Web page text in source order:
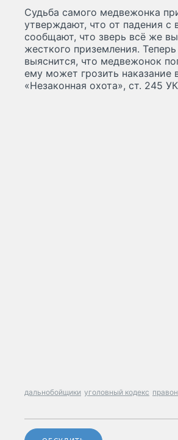
Судьба самого медвежонка
утверждают, что от падения
сообщают, что зверь всё же
жесткого приземления.
выяснится, что медвежонок
ему может грозить
«Незаконная охота», ст. 245
дальнобойщики уголовный кодекс